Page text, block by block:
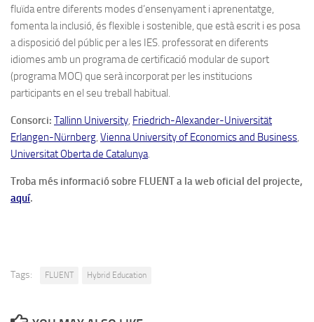
fluïda entre diferents modes d’ensenyament i aprenentatge,
fomenta la inclusió, és flexible i sostenible, que està escrit i es posa
a disposició del públic per a les IES. professorat en diferents
idiomes amb un programa de certificació modular de suport
(programa MOC) que serà incorporat per les institucions
participants en el seu treball habitual.
Consorci: Tallinn University, Friedrich-Alexander-Universität
Erlangen-Nürnberg, Vienna University of Economics and Business,
Universitat Oberta de Catalunya.
Troba més informació sobre FLUENT a la web oficial del projecte,
aquí.
Tags: FLUENT Hybrid Education